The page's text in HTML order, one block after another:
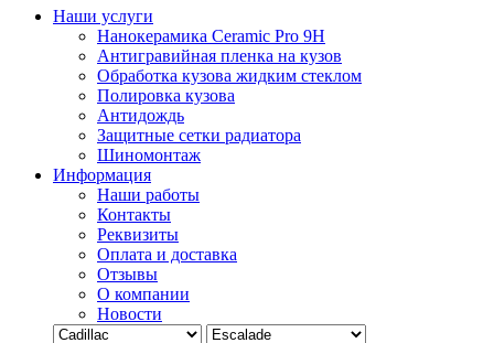
Наши услуги
Нанокерамика Ceramic Pro 9H
Антигравийная пленка на кузов
Обработка кузова жидким стеклом
Полировка кузова
Антидождь
Защитные сетки радиатора
Шиномонтаж
Информация
Наши работы
Контакты
Реквизиты
Оплата и доставка
Отзывы
О компании
Новости